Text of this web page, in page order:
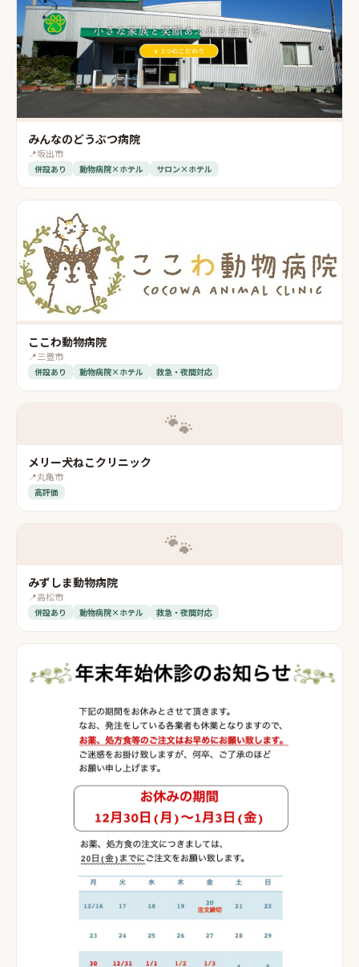
みんなのどうぶつ病院
📍坂出市
併設あり 動物病院×ホテル サロン×ホテル
ここわ動物病院
📍三豊市
併設あり 動物病院×ホテル 救急・夜間対応
🐾
メリー犬ねこクリニック
📍丸亀市
高評価
🐾
みずしま動物病院
📍高松市
併設あり 動物病院×ホテル 救急・夜間対応